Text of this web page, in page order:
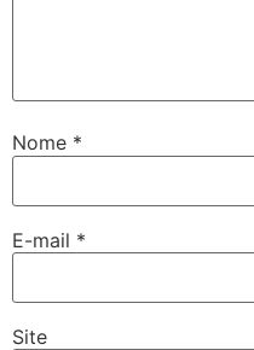
Nome *
E-mail *
Site